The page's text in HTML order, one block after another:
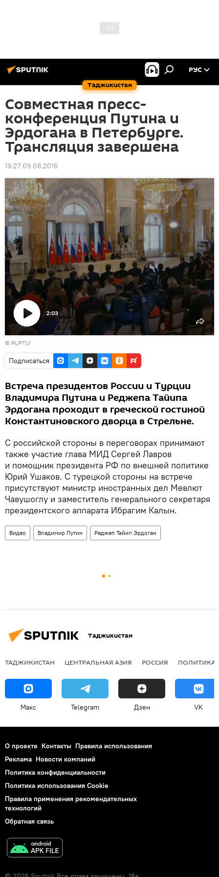
Таджикистан
РУС
Совместная пресс-
конференция Путина и
Эрдогана в Петербурге.
Трансляция завершена
19:27 09.08.2016
Воспроизвести
видео
2:03
© RUPTLY
Подписаться
Встреча президентов России и Турции
Владимира Путина и Реджепа Тайипа
Эрдогана проходит в греческой гостиной
Константиновского дворца в Стрельне.
С российской стороны в переговорах принимают
также участие глава МИД Сергей Лавров
и помощник президента РФ по внешней политике
Юрий Ушаков. С турецкой стороны на встрече
присутствуют министр иностранных дел Мевлют
Чавушоглу и заместитель генерального секретаря
президентского аппарата Ибрагим Калын.
Видео Владимир Путин Реджеп Тайип Эрдоган
Таджикистан
ТАДЖИКИСТАН ЦЕНТРАЛЬНАЯ АЗИЯ РОССИЯ ПОЛИТИКА
Макс Telegram Дзен VK
О проекте Контакты Правила использования
Реклама Новости компаний
Политика конфиденциальности
Политика использования Cookie
Правила применения рекомендательных
технологий
Обратная связь